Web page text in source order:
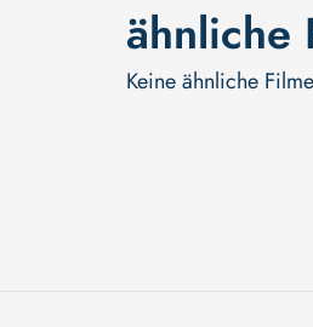
ähnliche
Keine ähnliche